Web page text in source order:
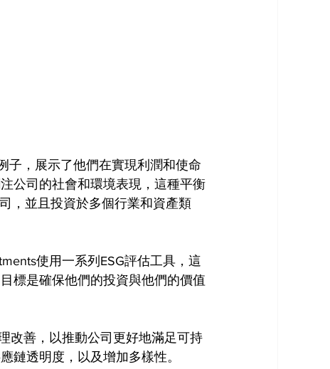
子，展示了他們在實現利潤和使命
公司的社會和環境表現，這種平衡
，並且投資於多個行業和資產類
使用一系列ESG評估工具，這
標是確保他們的投資與他們的價值
改善，以推動公司更好地滿足可持
鏈透明度，以及增加多樣性。